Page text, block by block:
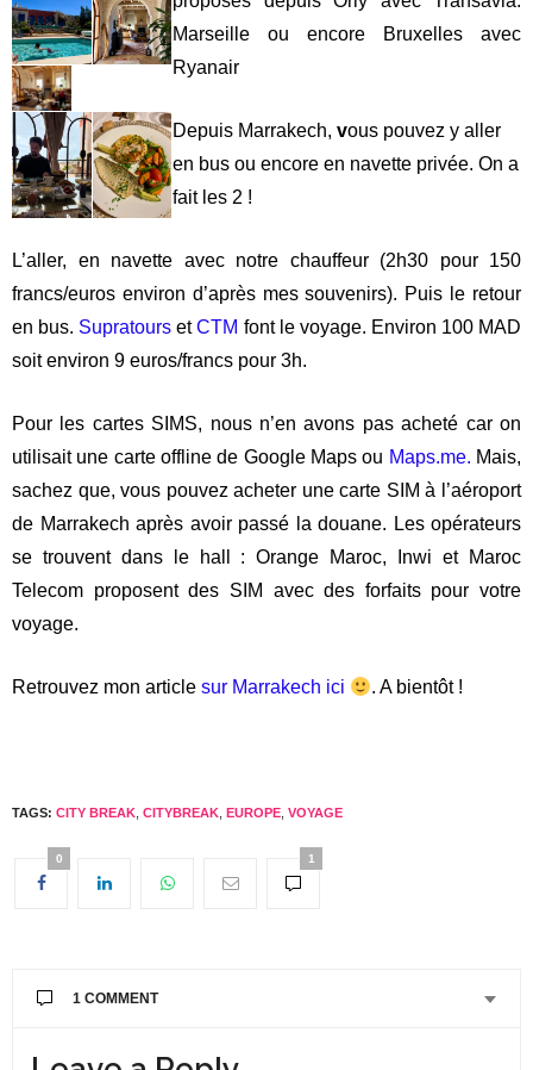
3. Le domaine du Val d’Argan
C’est le seul domaine du sud du Maroc,les autres domaines
se trouvant à Meknès. Le domaine compte une production
de vin de 200 à 300 000 bouteilles par an. Seulement 5% de
dromadaire qui laboure, mais on ne l’a pas vu
malheureusement :(.
Aussi, la problématique du réchauffement climatique se
pose. Quand nous y avons été, le domaine se lançait
également dans la production de bières : Moga.